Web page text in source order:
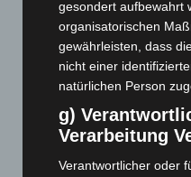
Januar 2026(122)
Dezember 2025(103)
November 2025 (114)
Oktober 2025(112)
September 2025(93)
August 2025(90)
gesondert aufbewahrt
organisatorischen
gewährleisten, dass
nicht einer
natürlichen Person
g)
Verarbeitung
Verantwortlicher oder